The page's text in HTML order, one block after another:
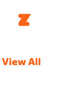
View All